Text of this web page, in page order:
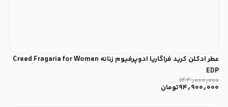
عطر ادکلن کرید فراگاریا ادوپرفیوم زنانه Creed Fragaria for Women
EDP
۱۴۴٫۰۰۰٫۰۰۰
۹۴٫۹۰۰٫۰۰۰تومان